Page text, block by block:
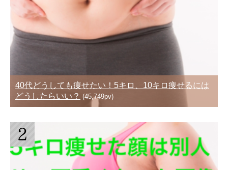
40代どうしても痩せたい！5キロ、10キロ痩せるには
どうしたらいい？ (45,749pv)